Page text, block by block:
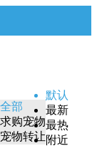
全部
求购宠物
宠物转让
默认
最新
最热
附近